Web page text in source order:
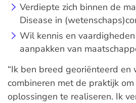
Verdiepte zich binnen de
Disease in
Wil kennis en
aanpakken van
“Ik ben breed georiënteerd en
combineren met de praktijk
oplossingen te realiseren. Ik